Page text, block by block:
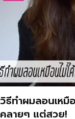
วิธีทำผมลอนเหมื
คลายๆ แต่สวย!